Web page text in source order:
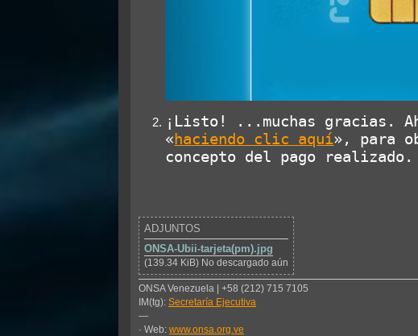
¡Listo! ...muchas gracias.
«haciendo clic aquí», para
concepto del pago realizado.
ADJUNTOS
ONSA-Ubii-tarjeta(pm).jpg
(139.34 KiB) No descargado aún
ONSA Venezuela | +58 (212) 715 7105
IM(tg): Secretaría Ejecutiva
—
· Web: www.onsa.org.ve